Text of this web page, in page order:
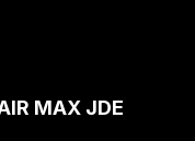
MAX JDE